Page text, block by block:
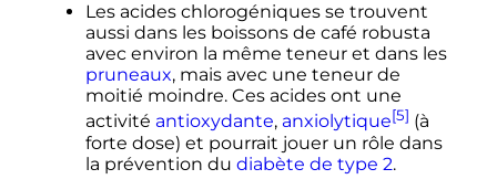
Les acides chlorogéniques se trouvent
aussi dans les boissons de café robusta
avec environ la même teneur et dans les
pruneaux, mais avec une teneur de
moitié moindre. Ces acides ont une
activité antioxydante, anxiolytique[5] (à
forte dose) et pourrait jouer un rôle dans
la prévention du diabète de type 2.